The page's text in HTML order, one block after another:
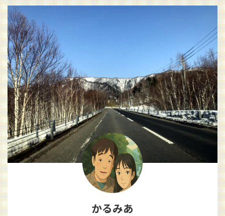
かるみあ